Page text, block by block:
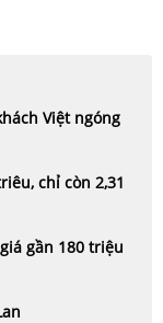
Việt ngóng
chỉ còn 2,31
gần 180 triệu